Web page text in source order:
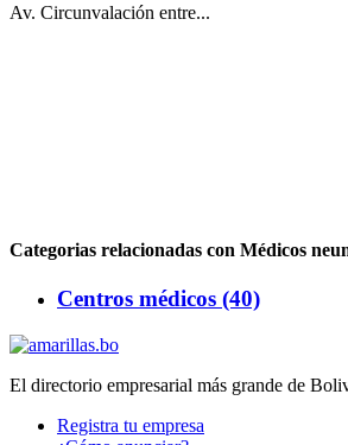
Av. Circunvalación entre...
Categorias relacionadas con Médicos
Centros médicos (40)
El directorio empresarial más grande de
Registra tu empresa